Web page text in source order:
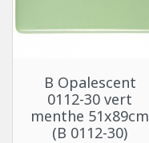
B Opalescent
0112-30 vert
menthe 51x89cm
(B 0112-30)